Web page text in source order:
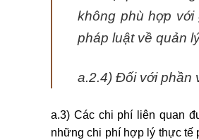
không phù hợp
pháp luật về quản
a.2.4) Đối với phần
a.3) Các chi phí liên quan
những chi phí hợp lý thực tế